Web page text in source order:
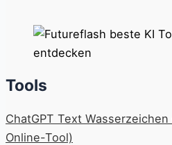
Tools
ChatGPT Text
Online-Tool)